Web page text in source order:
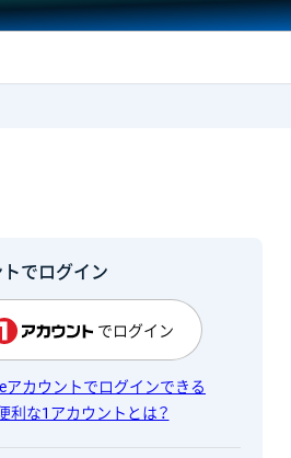
でログイン
でログイン
アカウントでログインできる
利な1アカウントとは？